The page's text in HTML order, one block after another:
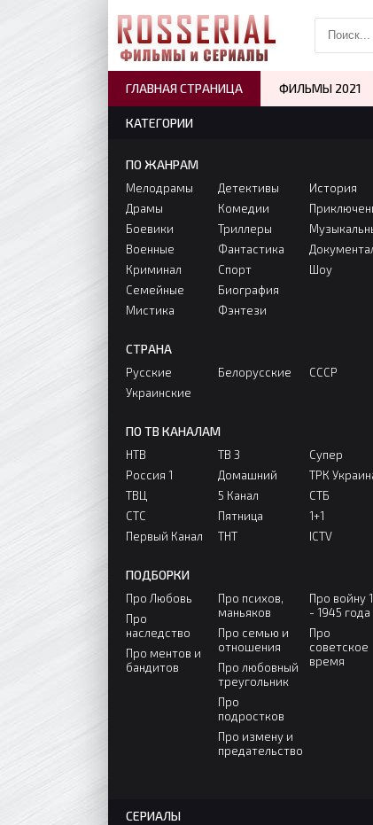
КАТЕГОРИИ
ПО ЖАНРАМ
Мелодрамы
Драмы
Боевики
Военные
Криминал
Семейные
Мистика
Детективы
Комедии
Триллеры
Фантастика
Спорт
Биография
Фэнтези
История
Шоу
СТРАНА
Русские
Украинские
Белорусские СССР
ПО ТВ КАНАЛАМ
НТВ
Россия 1
ТВЦ
СТС
Первый Канал
ТВ 3
Домашний
5 Канал
Пятница
ТНТ
Супер
ТРК
СТБ
1+1
ICTV
ПОДБОРКИ
Про Любовь
Про
наследство
Про ментов и
бандитов
Про психов,
маньяков
Про семью и
отношения
Про любовный
треугольник
Про
подростков
Про измену и
предательство
Про войну
- 1945 года
Про
советское
время
СЕРИАЛЫ
ГЛАВНАЯ СТРАНИЦА ФИЛЬМЫ 2021